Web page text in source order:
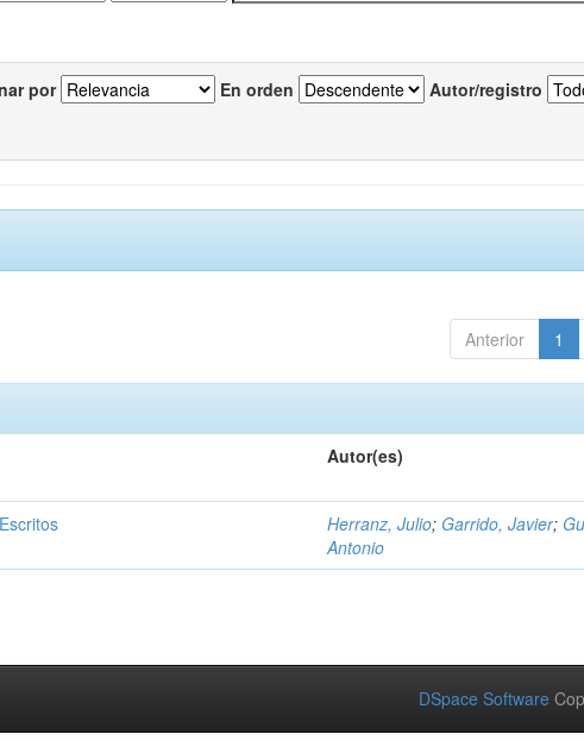
por En orden Autor/registro
Anterior 1
Autor(es)
Herranz, Julio; Garrido, Javier;
Antonio
DSpace Software